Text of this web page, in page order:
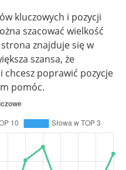
kluczowych i pozycji
szacować wielkość
znajduje się w
szansa, że
chcesz poprawić pozycje
pomóc.